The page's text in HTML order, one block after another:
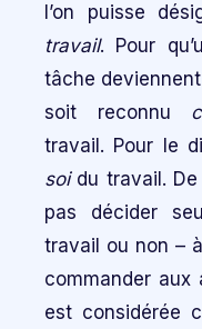
l’on puisse
travail. Pour
tâche
soit reconnu
travail. Pour le
soidu travail. De
pas décider
travail ou non –
commander aux
est considérée